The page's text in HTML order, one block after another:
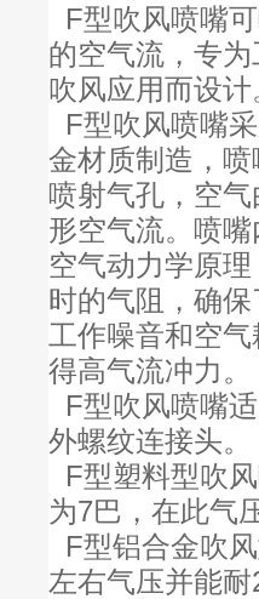
F型吹风喷嘴
的空气流，专
吹风应用而设计
F型吹风喷嘴
金材质制造，
喷射气孔，空
形空气流。喷
空气动力学原
时的气阻，确
工作噪音和空
得高气流冲力。
F型吹风喷嘴
外螺纹连接头。
F型塑料型吹
为7巴，在此气
F型铝合金吹
左右气压并能耐